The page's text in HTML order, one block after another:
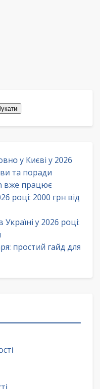
у Києві у 2026
та поради
вже працює
році: 2000 грн від
у 2026 році:
простий гайд для